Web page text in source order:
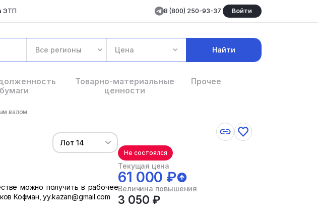
ЭТП 8 (800) 250-93-37 Войти
Все регионы Цена Найти
Товарно-материальные
ценности
Прочее
валом
Лот 14
можно получить в рабочее
Кофман, yy.kazan@gmail.com
Не состоялся
Текущая цена
61 000 ₽
Величина повышения
3 050 ₽